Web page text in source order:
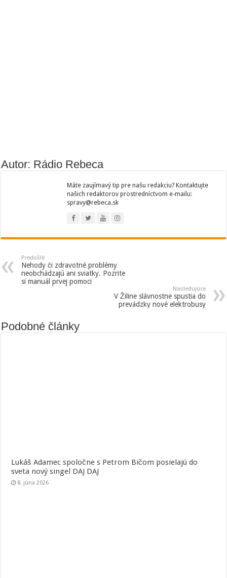
Autor: Rádio Rebeca
Máte zaujímavý tip pre našu redakciu? Kontaktujte
našich redaktorov prostredníctvom e-mailu:
spravy@rebeca.sk
Predošlé
Nehody či zdravotné problémy
neobchádzajú ani sviatky. Pozrite
si manuál prvej pomoci
Nasledujúce
V Žiline slávnostne spustia do
prevádzky nové elektrobusy
Podobné články
Lukáš Adamec spoločne s Petrom Bičom posielajú do
sveta nový singel DAJ DAJ
8. júna 2026